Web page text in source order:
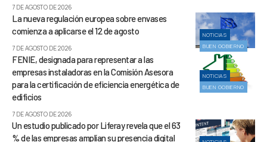
7 DE AGOSTO DE 2026
NOTICIAS
BUEN GOBIERNO
La nueva regulación europea sobre envases
comienza a aplicarse el 12 de agosto
7 DE AGOSTO DE 2026
NOTICIAS
BUEN GOBIERNO
FENIE, designada para representar a las
empresas instaladoras en la Comisión Asesora
para la certificación de eficiencia energética de
edificios
7 DE AGOSTO DE 2026
Un estudio publicado por Liferay revela que el 63
% de las empresas amplían su presencia digital